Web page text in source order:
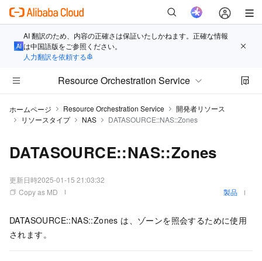
AI 翻訳のため、内容の正確さは保証いたしかねます。正確な情報
は中国語版をご参照ください。
人力翻訳を依頼する
Resource Orchestration Service
ホームページ Resource Orchestration Service
開発者リソース
リソースタイプ
NAS DATASOURCE::NAS::Zones
DATASOURCE::NAS::Zones
更新日時2025-01-15 21:03:32
Copy as MD
製品
DATASOURCE::NAS::Zones は、ゾーンを照会するために使用
されます。